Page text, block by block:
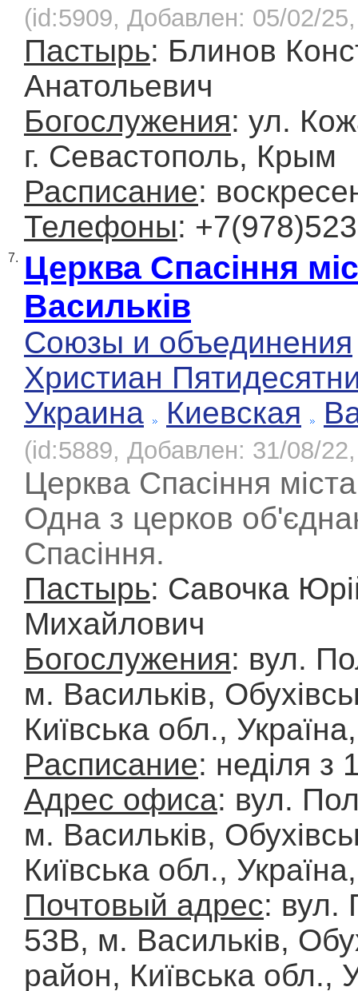
(id:5909, Добавлен: 05/02/
Пастырь: Блинов
Анатольевич
Богослужения: ул.
г. Севастополь, Крым
Расписание:
Телефоны:
7. Церква Спасіння
Васильків
Союзы и объединения
Христиан
Украина
Киевская
(id:5889, Добавлен: 31/08/
Церква Спасіння
Одна з церков
Спасіння.
Пастырь: Савочка
Михайлович
Богослужения: вул.
м. Васильків,
Київська обл.,
Расписание: неділя з
Адрес офиса: вул.
м. Васильків,
Київська обл.,
Почтовый адрес: вул.
53В, м. Васильків,
район, Київська обл.,